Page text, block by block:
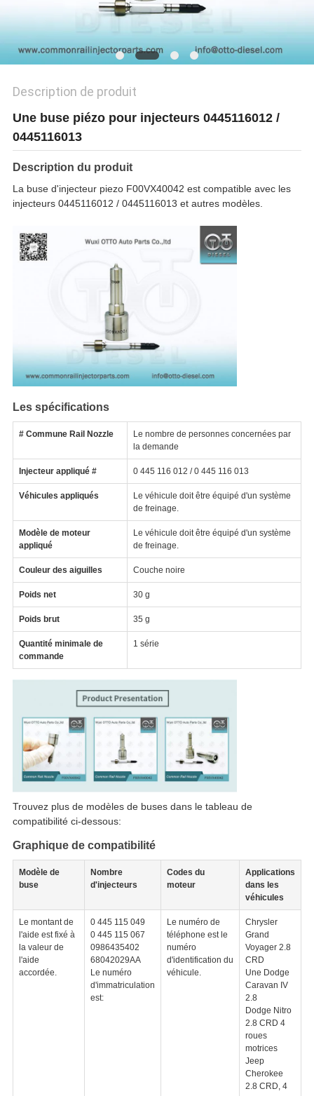
Description de produit
Une buse piézo pour injecteurs 0445116012 /
0445116013
Description du produit
La buse d'injecteur piezo F00VX40042 est compatible avec les
injecteurs 0445116012 / 0445116013 et autres modèles.
Les spécifications
# Commune Rail Nozzle
Le nombre de personnes concernées par
la demande
Injecteur appliqué # 0 445 116 012 / 0 445 116 013
Véhicules appliqués
Le véhicule doit être équipé d'un système
de freinage.
Modèle de moteur
appliqué
Le véhicule doit être équipé d'un système
de freinage.
Couleur des aiguilles Couche noire
Poids net 30 g
Poids brut 35 g
Quantité minimale de
commande
1 série
Trouvez plus de modèles de buses dans le tableau de
compatibilité ci-dessous:
Graphique de compatibilité
Modèle de
buse
Nombre
d'injecteurs
Codes du
moteur
Applications
dans les
véhicules
Le montant de
l'aide est fixé à
la valeur de
l'aide
accordée.
0 445 115 049
0 445 115 067
0986435402
68042029AA
Le numéro
d'immatriculation
est:
Le numéro de
téléphone est le
numéro
d'identification du
véhicule.
Chrysler
Grand
Voyager 2.8
CRD
Une Dodge
Caravan IV
2.8
Dodge Nitro
2.8 CRD 4
roues
motrices
Jeep
Cherokee
2.8 CRD, 4